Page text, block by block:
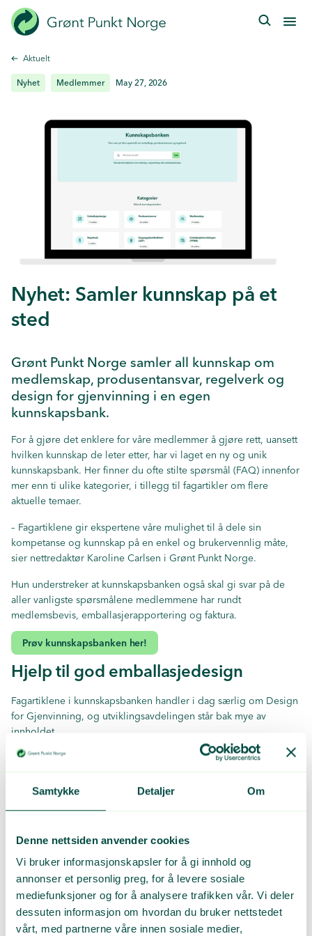
Samtykke Detaljer Om
Denne nettsiden anvender cookies
Vi bruker informasjonskapsler for å gi innhold og
annonser et personlig preg, for å levere sosiale
mediefunksjoner og for å analysere trafikken vår. Vi deler
dessuten informasjon om hvordan du bruker nettstedet
vårt, med partnerne våre innen sosiale medier,
Hopp
til
Aktuelt
Nyhet Medlemmer May 27, 2026
Nyhet: Samler kunnskap på et
sted
Grønt Punkt Norge samler all kunnskap om
medlemskap, produsentansvar, regelverk og
design for gjenvinning i en egen
kunnskapsbank.
For å gjøre det enklere for våre medlemmer å gjøre rett, uansett
hvilken kunnskap de leter etter, har vi laget en ny og unik
kunnskapsbank. Her finner du ofte stilte spørsmål (FAQ) innenfor
mer enn ti ulike kategorier, i tillegg til fagartikler om flere
aktuelle temaer.
– Fagartiklene gir ekspertene våre mulighet til å dele sin
kompetanse og kunnskap på en enkel og brukervennlig måte,
sier nettredaktør Karoline Carlsen i Grønt Punkt Norge.
Hun understreker at kunnskapsbanken også skal gi svar på de
aller vanligste spørsmålene medlemmene har rundt
medlemsbevis, emballasjerapportering og faktura.
Prøv kunnskapsbanken her!
Hjelp til god emballasjedesign
Fagartiklene i kunnskapsbanken handler i dag særlig om Design
for Gjenvinning, og utviklingsavdelingen står bak mye av
innholdet.
– For oss er dette en god måte å gå litt dypere i fagstoffet, og vi
håper kunnskapsbanken blir et nyttig verktøy for medlemmene
våre. Der gjenvinningskalkulatoren dynamisk lar deg legge inn
forklaringer men samtidig gå mer i dybden, sier utviklingssjef
Kunnskapsbanken skal være under kontinuerlig forbedring og
utvikling, og skal utvides med både flere fagartikler og FAQ.
– Vi ønsker å gi medlemmene noe mer enn det de kan google
seg til selv. Derfor setter vi stor pris på innspill rundt tema eller